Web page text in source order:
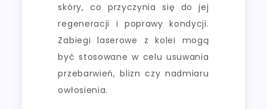
skóry, co przyczynia się do jej
regeneracji i poprawy kondycji.
Zabiegi laserowe z kolei mogą
być stosowane w celu usuwania
przebarwień, blizn czy nadmiaru
owłosienia.